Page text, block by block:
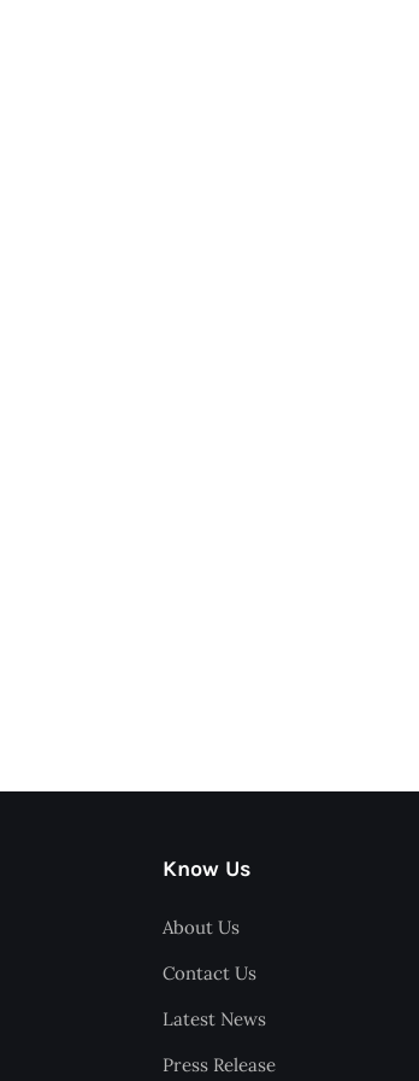
Know Us
About Us
Contact Us
Latest News
Press Release